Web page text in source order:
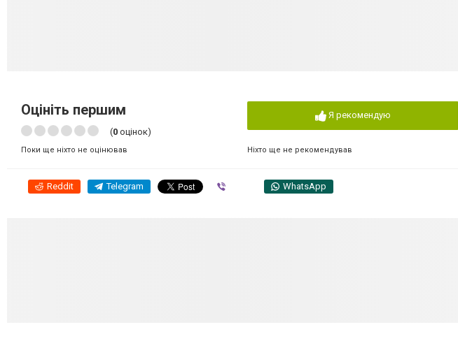
Оцініть першим
(0 оцінок)
Поки ще ніхто не оцінював
Я рекомендую
Ніхто ще не рекомендував
Reddit Telegram WhatsApp